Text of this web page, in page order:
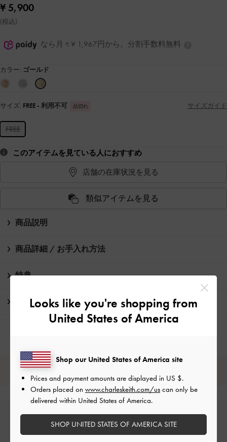
¥ 5,900
(税込)
なら月々¥ 1,967円から。分割手数料無料
カラー: ゴールド
サイズ: FREE - 利用不可 品切れ サイズガイド
FREE
このアイテムを見ている人におすすめ
店舗の在庫状況を見る
類似アイテムを見る
商品説明
商品詳細 / お手入れ方法
特典
配送 & 返品
レビューは購入した方のみ投稿ができます。
Looks like you're shopping from
United States of America
Shop our United States of America site
Prices and payment amounts are displayed in US $.
Orders placed on www.charleskeith.com/us can only be
delivered within United States of America.
SHOP UNITED STATES OF AMERICA SITE